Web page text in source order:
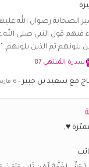
الدعاءُ"
فيه♥️
♥️
♥️
♥️
حد لسه فاكرني...
رضوان الله
فيهم قول النبي صلى الله
يلونهم ثم الذين يلونهم.."
سدرة المُنتهى 87
مع سعيد بن جبير
♥